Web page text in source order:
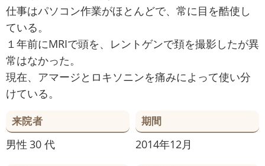
仕事はパソコン作業がほとんどで、常に目を酷使し
ている。
１年前にMRIで頭を、レントゲンで頚を撮影したが異
常はなかった。
現在、アマージとロキソニンを痛みによって使い分
けている。
来院者
男性 30 代
期間
2014年12月